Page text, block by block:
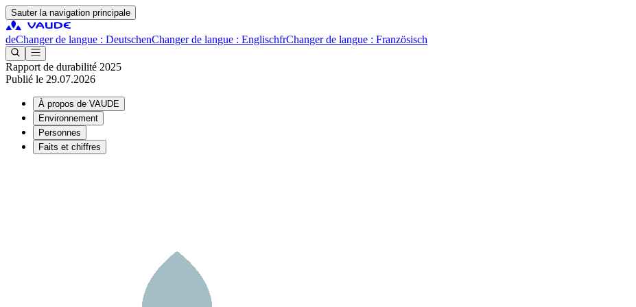
Sauter la navigation principale
deChanger de langue : DeutschenChanger de langue : EnglischfrChanger de langue : Französisch
Rapport de durabilité 2025
Publié le 29.07.2026
À propos de VAUDE
Environnement
Personnes
Faits et chiffres